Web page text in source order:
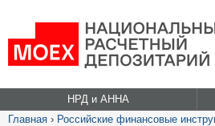
НРД и АННА
Главная › Российские финансовые